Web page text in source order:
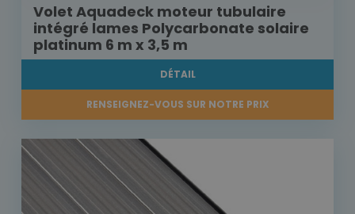
Volet Aquadeck moteur tubulaire
intégré lames Polycarbonate solaire
platinum 6 m x 3,5 m
DÉTAIL
RENSEIGNEZ-VOUS SUR NOTRE PRIX